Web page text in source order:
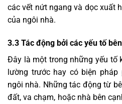
các vết nứt ngang và dọc xuất
của ngôi nhà.
3.3 Tác động bởi các yếu tố
Đây là một trong những yếu tố
lường trước hay có biện pháp
ngôi nhà. Những tác động từ
đất, va chạm, hoặc nhà bên